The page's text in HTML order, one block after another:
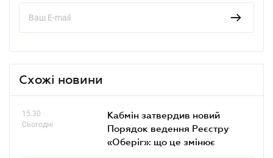
Схожі новини
15.30
Сьогодні
Кабмін затвердив новий
Порядок ведення Реєстру
«Оберіг»: що це змінює